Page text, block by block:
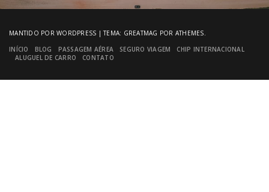
MANTIDO POR WORDPRESS |TEMA: GREATMAG POR ATHEMES.
INÍCIO
BLOG PASSAGEM AÉREA SEGURO VIAGEM
CHIP INTERNACIONAL
ALUGUEL DE CARRO
CONTATO